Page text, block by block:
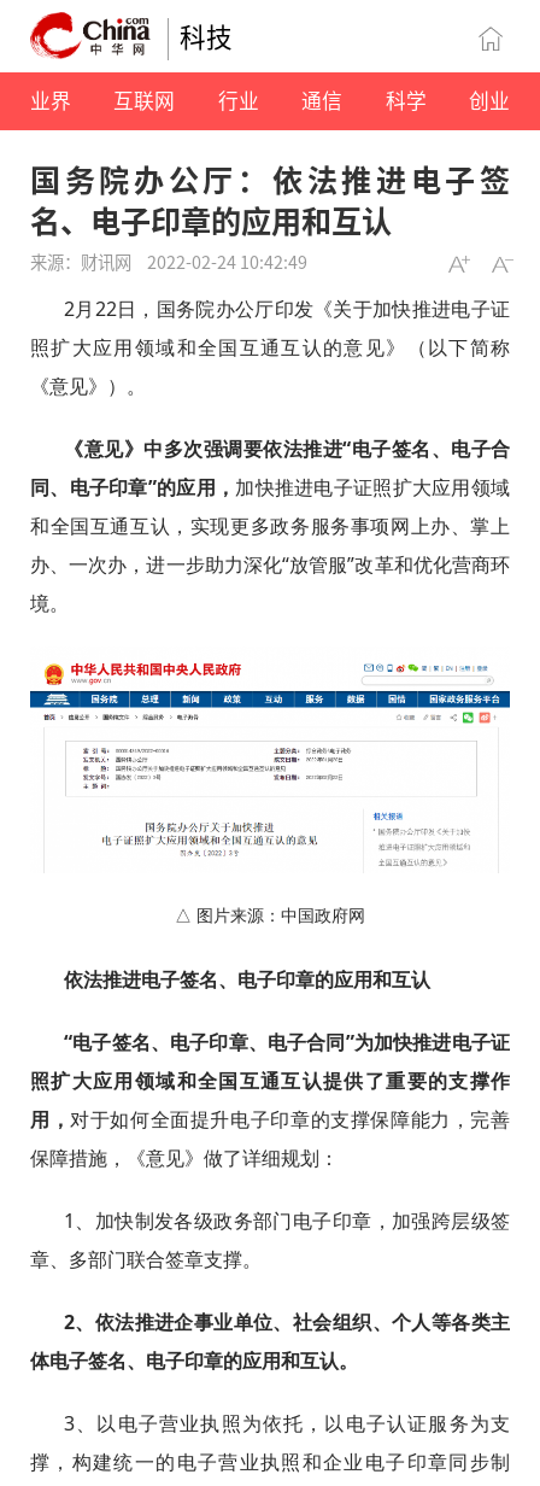
科技
业界 互联网 行业 通信 科学 创业
国务院办公厅：依法推进电子签
名、电子印章的应用和互认
来源：财讯网 2022-02-24 10:42:49
2月22日，国务院办公厅印发《关于加快推进电子证
照扩大应用领域和全国互通互认的意见》（以下简称
《意见》）。
《意见》中多次强调要依法推进“电子签名、电子合
同、电子印章”的应用， 加快推进电子证照扩大应用领域
和全国互通互认，实现更多政务服务事项网上办、掌上
办、一次办，进一步助力深化“放管服”改革和优化营商环
境。
△ 图片来源：中国政府网
依法推进电子签名、电子印章的应用和互认
“电子签名、电子印章、电子合同”为加快推进电子证
照扩大应用领域和全国互通互认提供了重要的支撑作
用，对于如何全面提升电子印章的支撑保障能力，完善
保障措施，《意见》做了详细规划：
1、加快制发各级政务部门电子印章，加强跨层级签
章、多部门联合签章支撑。
2、依法推进企事业单位、社会组织、个人等各类主
体电子签名、电子印章的应用和互认。
3、以电子营业执照为依托，以电子认证服务为支
撑，构建统一的电子营业执照和企业电子印章同步制